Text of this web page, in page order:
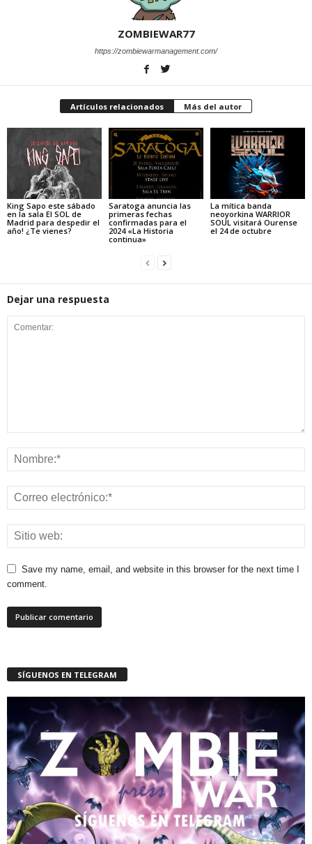
ZOMBIEWAR77
https://zombiewarmanagement.com/
Artículos relacionados Más del autor
King Sapo este sábado
en la sala El SOL de
Madrid para despedir el
año! ¿Te vienes?
Saratoga anuncia las
primeras fechas
confirmadas para el
2024 «La Historia
continua»
La mítica banda
neoyorkina WARRIOR
SOUL visitará Ourense
el 24 de octubre
Dejar una respuesta
Save my name, email, and website in this browser for the next time I
comment.
SÍGUENOS EN TELEGRAM